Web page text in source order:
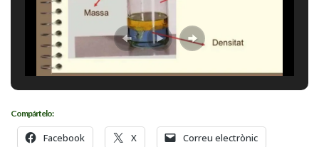
Compártelo:
Facebook X Correu electrònic